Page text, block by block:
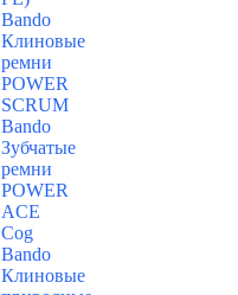
Bando
Клиновые
ремни
POWER
SCRUM
Bando
Зубчатые
ремни
POWER
ACE
Cog
Bando
Клиновые